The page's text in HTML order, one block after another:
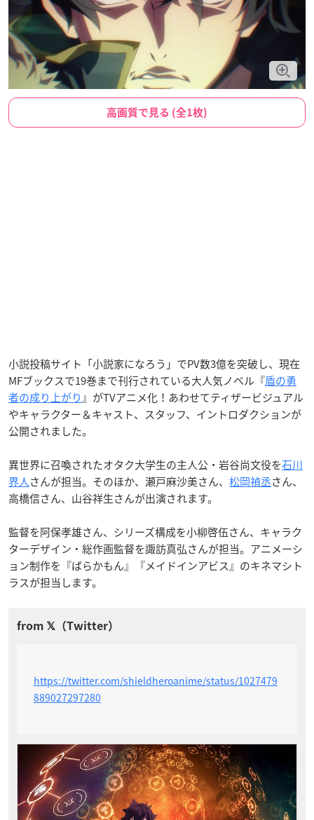
高画質で見る (全1枚)
小説投稿サイト「小説家になろう」でPV数3億を突破し、現在
MFブックスで19巻まで刊行されている大人気ノベル『盾の勇
者の成り上がり』がTVアニメ化！あわせてティザービジュアル
やキャラクター＆キャスト、スタッフ、イントロダクションが
公開されました。
異世界に召喚されたオタク大学生の主人公・岩谷尚文役を石川
界人さんが担当。そのほか、瀬戸麻沙美さん、 松岡禎丞さん、
高橋信さん、山谷祥生さんが出演されます。
監督を阿保孝雄さん、シリーズ構成を小柳啓伍さん、キャラク
ターデザイン・総作画監督を諏訪真弘さんが担当。アニメーシ
ョン制作を『ばらかもん』『メイドインアビス』のキネマシト
ラスが担当します。
https://twitter.com/shieldheroanime/status/1027479
889027297280